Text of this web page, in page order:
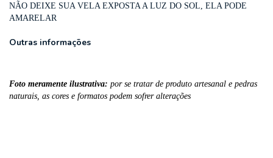
NÃO DEIXE SUA VELA EXPOSTA A LUZ DO SOL, ELA PODE
AMARELAR
Outras informações
Foto meramente ilustrativa: por se tratar de produto artesanal e pedras
naturais, as cores e formatos podem sofrer alterações